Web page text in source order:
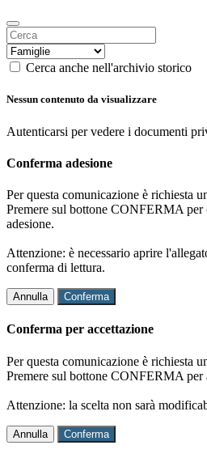
Cerca anche nell'archivio storico
Nessun contenuto da visualizzare
Autenticarsi per vedere i documenti
Conferma adesione
Per questa comunicazione è richiesta
Premere sul bottone CONFERMA per
adesione.
Attenzione: è necessario aprire
conferma di lettura.
Annulla Conferma
Conferma per accettazione
Per questa comunicazione è richiesta
Premere sul bottone CONFERMA per
Attenzione: la scelta non sarà
Annulla Conferma